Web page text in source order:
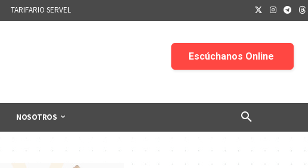
TARIFARIO SERVEL
NOSOTROS